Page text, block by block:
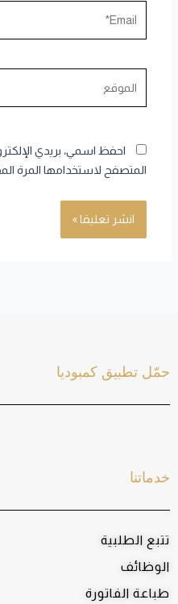
احفظ اسمي، بريدي
المتصفح لاستخدامها المرة
خدماتنا
تتبع الطلبية
الوظائف
طباعة الفاتورة
حمّل تطبيق كمبوديا